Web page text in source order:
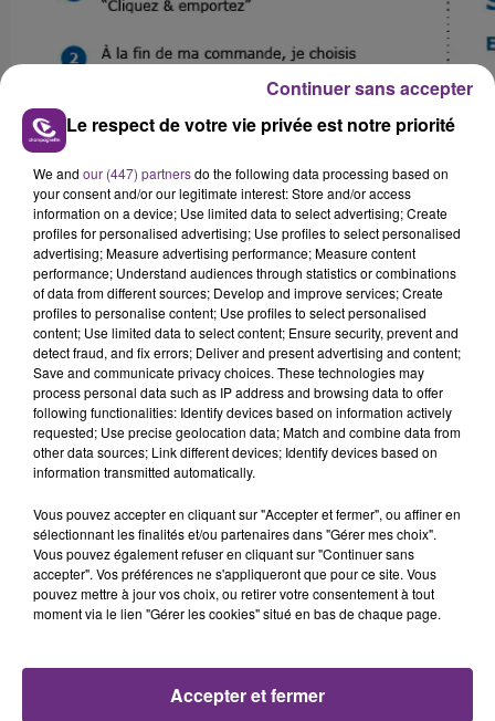
FIL D'ACTUS
LA CENTRALE NUCLÉAIRE DE CHOOZ
TOUJOURS À L'ARRÊT
Cela fait déjà une semaine que la centrale
nucléaire ardennaise est à l'arrêt. Une situation
justifiée par la sécheresse intense qui est toujours
Le respect de votre vie privée est notre priorité
We and our (447) partnersdo the following data processing based on
your consent and/or our legitimate interest: Store and/or access
information on a device; Use limited data to select advertising; Create
profiles for personalised advertising; Use profiles to select personalised
advertising; Measure advertising performance; Measure content
performance; Understand audiences through statistics or combinations
of data from different sources; Develop and improve services; Create
profiles to personalise content; Use profiles to select personalised
content; Use limited data to select content; Ensure security, prevent and
detect fraud, and fix errors; Deliver and present advertising and content;
Save and communicate privacy choices. These technologies may
process personal data such as IP address and browsing data to offer
following functionalities: Identify devices based on information actively
requested; Use precise geolocation data; Match and combine data from
other data sources; Link different devices; Identify devices based on
information transmitted automatically.
Vous pouvez accepter en cliquant sur "Accepter et fermer", ou affiner en
sélectionnant les finalités et/ou partenaires dans "Gérer mes choix".
Vous pouvez également refuser en cliquant sur "Continuer sans
accepter". Vos préférences ne s'appliqueront que pour ce site. Vous
pouvez mettre à jour vos choix, ou retirer votre consentement à tout
moment via le lien "Gérer les cookies" situé en bas de chaque page.
Accepter et fermer
Continuer sans accepter